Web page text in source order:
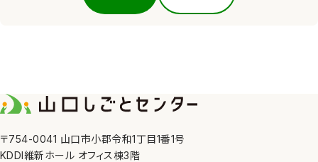
〒754-0041 山口市小郡令和1丁目1番1号
KDDI維新ホール オフィス棟3階